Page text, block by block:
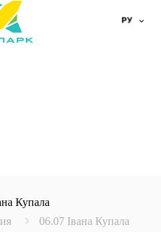
Купала
06.07 Івана Купала